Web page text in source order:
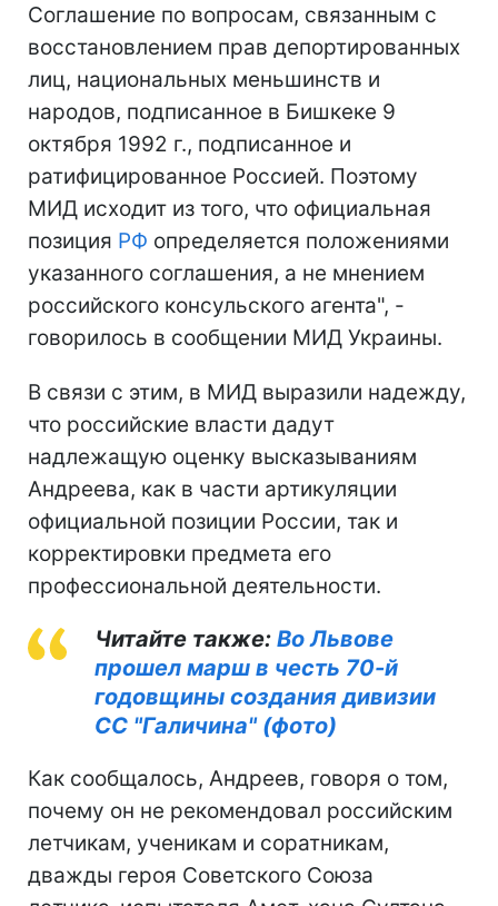
Соглашение по вопросам, связанным с
восстановлением прав депортированных
лиц, национальных меньшинств и
народов, подписанное в Бишкеке 9
октября 1992 г., подписанное и
ратифицированное Россией. Поэтому
МИД исходит из того, что официальная
позиция РФ определяется положениями
указанного соглашения, а не мнением
российского консульского агента", -
говорилось в сообщении МИД Украины.
В связи с этим, в МИД выразили надежду,
что российские власти дадут
надлежащую оценку высказываниям
Андреева, как в части артикуляции
официальной позиции России, так и
корректировки предмета его
профессиональной деятельности.
Читайте также: Во Львове
прошел марш в честь 70-й
годовщины создания дивизии
СС "Галичина" (фото)
Как сообщалось, Андреев, говоря о том,
почему он не рекомендовал российским
летчикам, ученикам и соратникам,
дважды героя Советского Союза